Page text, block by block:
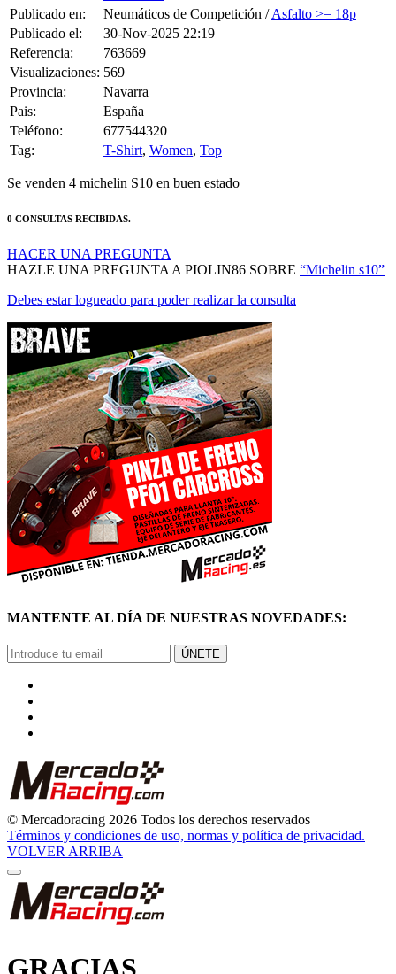
HACER UNA PREGUNTA
HAZLE UNA PREGUNTA A PIOLIN86 SOBRE
“Michelin s10”
Debes estar logueado para poder realizar la consulta
MANTENTE AL DÍA DE NUESTRAS NOVEDADES:
ÚNETE
© Mercadoracing 2026 Todos los derechos reservados
GRACIAS
POR SUSCRIBIRTE
Pronto comenzarás a recibir nuestras novedades